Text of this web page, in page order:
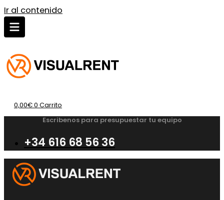
Ir al contenido
0,00€0 Carrito
Escribenos para presupuestar tu equipo
+34 616 68 56 36